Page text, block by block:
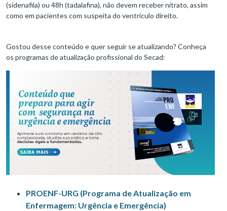
(sidenafila) ou 48h (tadalafina), não devem receber nitrato, assim
como em pacientes com suspeita do ventrículo direito.
Gostou desse conteúdo e quer seguir se atualizando? Conheça
os programas de atualização profissional do Secad:
PROENF-URG (Programa de Atualização em
Enfermagem: Urgência e Emergência)